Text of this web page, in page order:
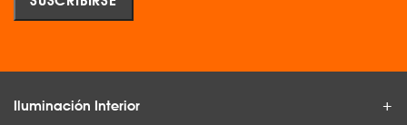
Iluminación Interior